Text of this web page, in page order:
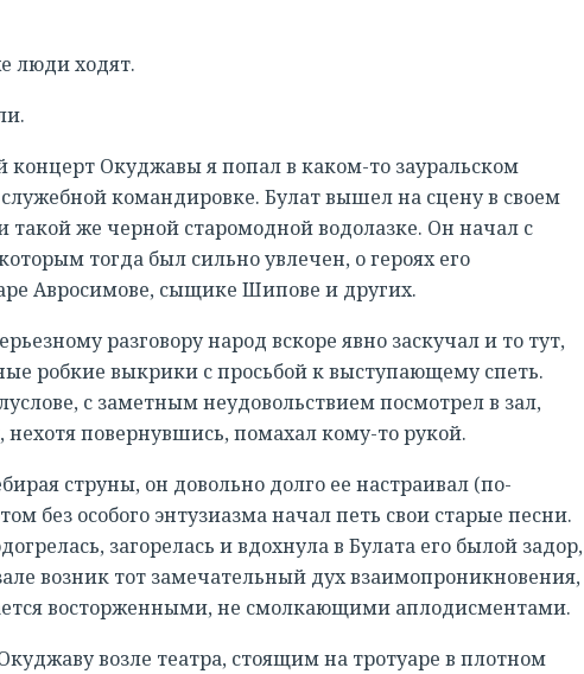
люди ходят.
концерт Окуджавы я попал в каком-то зауральском
командировке. Булат вышел на сцену в своем
же черной старомодной водолазке. Он начал с
тогда был сильно увлечен, о героях его
Авросимове, сыщике Шипове и других.
разговору народ вскоре явно заскучал и то тут,
робкие выкрики с просьбой к выступающему спеть.
с заметным неудовольствием посмотрел в зал,
повернувшись, помахал кому-то рукой.
струны, он довольно долго ее настраивал (по-
без особого энтузиазма начал петь свои старые песни.
загорелась и вдохнула в Булата его былой задор,
возник тот замечательный дух взаимопроникновения,
восторженными, не смолкающими аплодисментами.
возле театра, стоящим на тротуаре в плотном